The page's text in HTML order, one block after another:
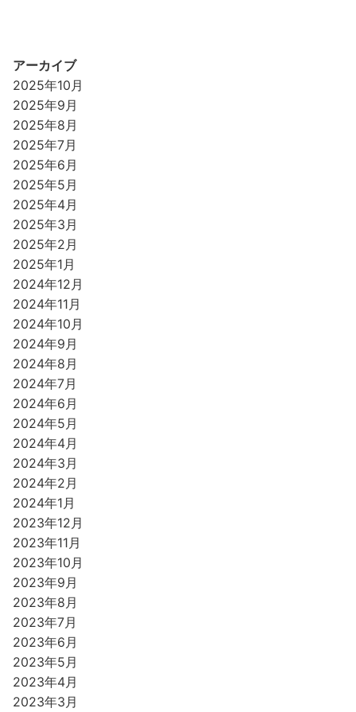
アーカイブ
2025年10月
2025年9月
2025年8月
2025年7月
2025年6月
2025年5月
2025年4月
2025年3月
2025年2月
2025年1月
2024年12月
2024年11月
2024年10月
2024年9月
2024年8月
2024年7月
2024年6月
2024年5月
2024年4月
2024年3月
2024年2月
2024年1月
2023年12月
2023年11月
2023年10月
2023年9月
2023年8月
2023年7月
2023年6月
2023年5月
2023年4月
2023年3月